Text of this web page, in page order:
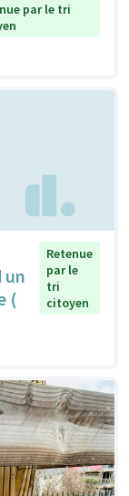
par le tri
un
(
Retenue
par le
tri
citoyen